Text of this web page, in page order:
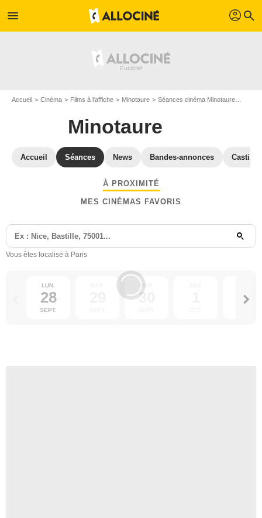
menu profil search
Accueil Cinéma Films à l'affiche Minotaure Séances cinéma Minotaure
Minotaure
Accueil Séances News Bandes-annonces Casting
À PROXIMITÉ
MES CINÉMAS FAVORIS
Vous êtes localisé à Paris
LUN.
28
SEPT.
30 2